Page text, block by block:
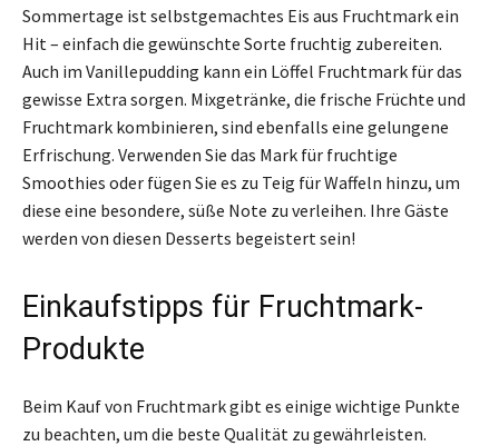
Sommertage ist selbstgemachtes Eis aus Fruchtmark ein
Hit – einfach die gewünschte Sorte fruchtig zubereiten.
Auch im Vanillepudding kann ein Löffel Fruchtmark für das
gewisse Extra sorgen. Mixgetränke, die frische Früchte und
Fruchtmark kombinieren, sind ebenfalls eine gelungene
Erfrischung. Verwenden Sie das Mark für fruchtige
Smoothies oder fügen Sie es zu Teig für Waffeln hinzu, um
diese eine besondere, süße Note zu verleihen. Ihre Gäste
werden von diesen Desserts begeistert sein!
Einkaufstipps für Fruchtmark-
Produkte
Beim Kauf von Fruchtmark gibt es einige wichtige Punkte
zu beachten, um die beste Qualität zu gewährleisten.